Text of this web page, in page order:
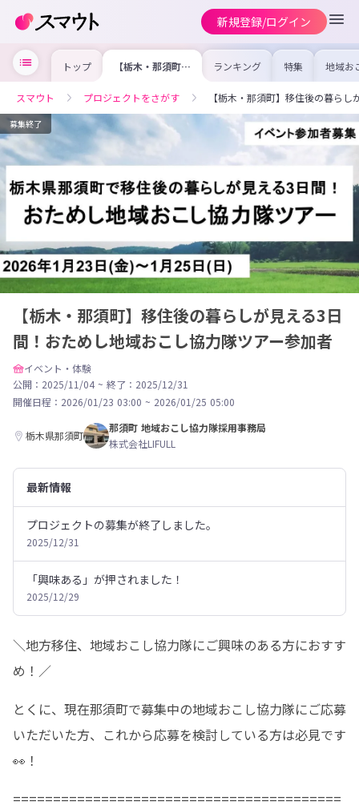
新規登録/ログイン
トップ 【栃木・那須町】
移住後の暮らしが
ためし地域おこし
協力隊ツアー参加
者
ランキング 特集 地域お
の求
を集め
事内容
を比較
合った
けよう
スマウト プロジェクトをさがす 【栃木・那須町】移住後の暮ら
募集終了
【栃木・那須町】移住後の暮らしが見える3日
間！おためし地域おこし協力隊ツアー参加者
イベント・体験
公開：2025/11/04 ~ 終了：2025/12/31
開催日程： 2026/01/23 03:00 ~ 2026/01/25 05:00
栃木県那須町
那須町 地域おこし協力隊採用事務局
株式会社LIFULL
最新情報
プロジェクトの募集が終了しました。
2025/12/31
「興味ある」が押されました！
2025/12/29
＼地方移住、地域おこし協力隊にご興味のある方におすす
め！／
とくに、現在那須町で募集中の地域おこし協力隊にご応募
いただいた方、これから応募を検討している方は必見です
👀！
=========================================